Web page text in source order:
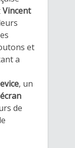
Vincent
et
a
, un
écran
de